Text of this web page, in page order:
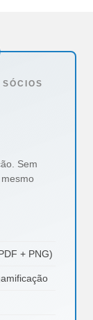
Sem
+ PNG)